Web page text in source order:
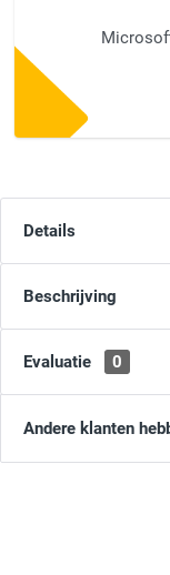
Details
Beschrijving
Evaluatie 0
Andere klanten